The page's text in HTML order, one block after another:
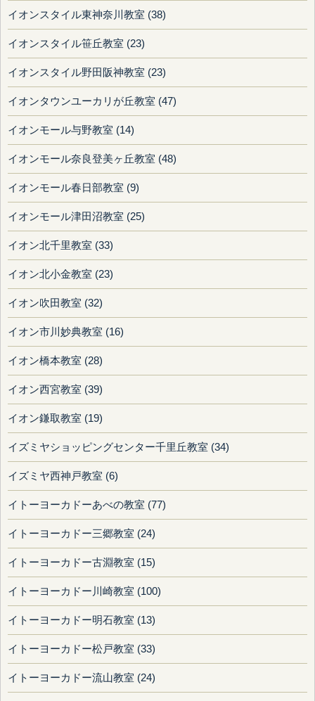
イオンスタイル東神奈川教室 (38)
イオンスタイル笹丘教室 (23)
イオンスタイル野田阪神教室 (23)
イオンタウンユーカリが丘教室 (47)
イオンモール与野教室 (14)
イオンモール奈良登美ヶ丘教室 (48)
イオンモール春日部教室 (9)
イオンモール津田沼教室 (25)
イオン北千里教室 (33)
イオン北小金教室 (23)
イオン吹田教室 (32)
イオン市川妙典教室 (16)
イオン橋本教室 (28)
イオン西宮教室 (39)
イオン鎌取教室 (19)
イズミヤショッピングセンター千里丘教室 (34)
イズミヤ西神戸教室 (6)
イトーヨーカドーあべの教室 (77)
イトーヨーカドー三郷教室 (24)
イトーヨーカドー古淵教室 (15)
イトーヨーカドー川崎教室 (100)
イトーヨーカドー明石教室 (13)
イトーヨーカドー松戸教室 (33)
イトーヨーカドー流山教室 (24)